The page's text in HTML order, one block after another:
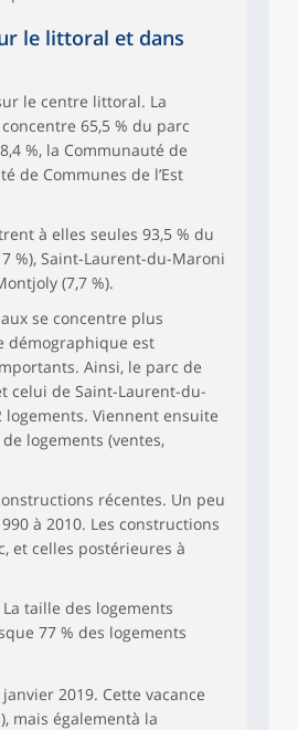
le littoral et dans
le centre littoral. La
65,5 % du parc
%, la Communauté de
de Communes de l’Est
à elles seules 93,5 % du
%), Saint-Laurent-du-Maroni
(7,7 %).
se concentre plus
démographique est
Ainsi, le parc de
celui de Saint-Laurent-du-
Viennent ensuite
logements (ventes,
récentes. Un peu
à 2010. Les constructions
et celles postérieures à
taille des logements
77 % des logements
2019. Cette vacance
mais égalementà la